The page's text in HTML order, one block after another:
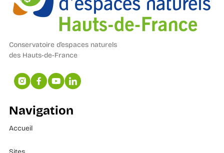
Conservatoire d’espaces naturels
des Hauts-de-France
Navigation
Accueil